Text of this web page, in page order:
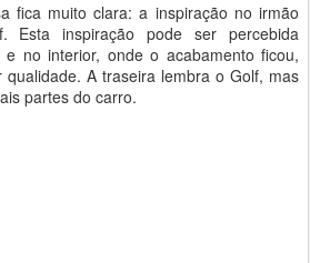
fica muito clara: a inspiração no irmão
Esta inspiração pode ser percebida
no interior, onde o acabamento ficou,
qualidade. A traseira lembra o Golf, mas
partes do carro.